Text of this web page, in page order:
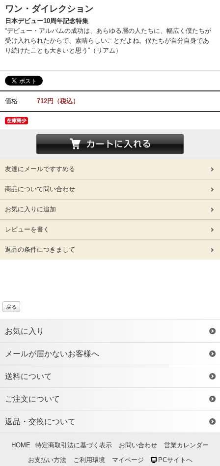
ワン・ダイレクション
日本デビュー10周年記念特集
“デビュー・アルバムの成功は、あらゆる層の人たちに、幅広く僕たちが
受け入れられたからで、素晴らしいことだよね。僕たちが自分自身であ
り続けたことも大きいと思う”（リアム）
価格 712円（税込）
友達にメールですすめる
商品について問い合わせ
お気に入りに追加
レビューを書く
返品の条件につきまして
戻る
お気に入り
メールが届かないお客様へ
送料について
ご注文について
返品・交換について
HOME 特定商取引法に基づく表示 お問い合わせ
営業カレンダー
お支払い方法
ご利用環境 マイページ PCサイトへ